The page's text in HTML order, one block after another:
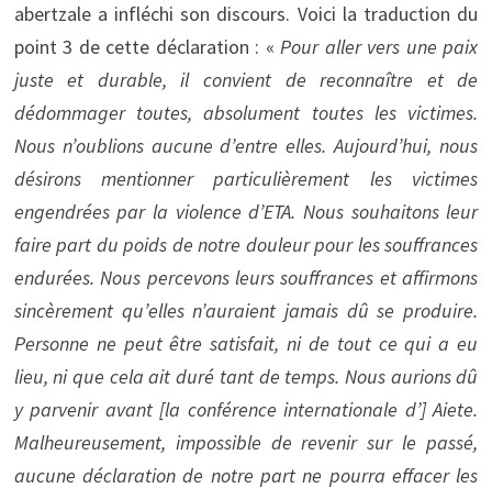
abertzale a infléchi son discours. Voici la traduction du
point 3 de cette déclaration : « Pour aller vers une paix
juste et durable, il convient de reconnaître et de
dédommager toutes, absolument toutes les victimes.
Nous n’oublions aucune d’entre elles. Aujourd’hui, nous
désirons mentionner particulièrement les victimes
engendrées par la violence d’ETA. Nous souhaitons leur
faire part du poids de notre douleur pour les souffrances
endurées. Nous percevons leurs souffrances et affirmons
sincèrement qu’elles n’auraient jamais dû se produire.
Personne ne peut être satisfait, ni de tout ce qui a eu
lieu, ni que cela ait duré tant de temps. Nous aurions dû
y parvenir avant [la conférence internationale d’] Aiete.
Malheureusement, impossible de revenir sur le passé,
aucune déclaration de notre part ne pourra effacer les